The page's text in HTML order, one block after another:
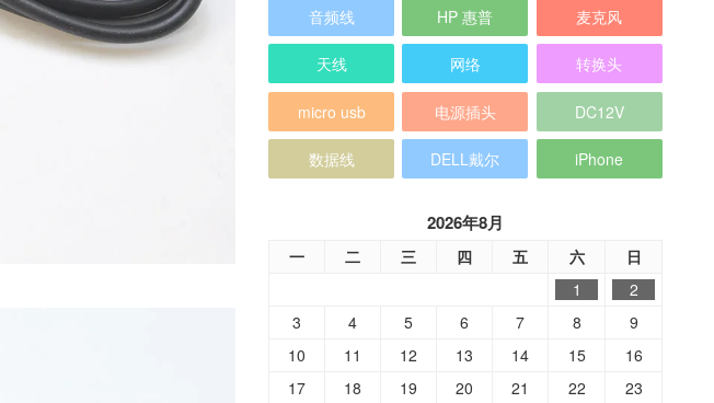
音频线 HP 惠普 麦克风
天线 网络 转换头
micro usb 电源插头 DC12V
数据线 DELL戴尔 iPhone
2026年8月
一 二 三 四 五 六
日
1
2
3
4 5 6 7 8
9
10
11 12 13 14 15
16
17
18 19 20 21 22 23